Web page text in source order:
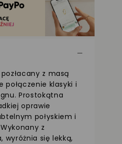
z masą
połączenie klasyki i
Prostokątna
oprawie
połyskiem i
z
wyróżnia się lekką,